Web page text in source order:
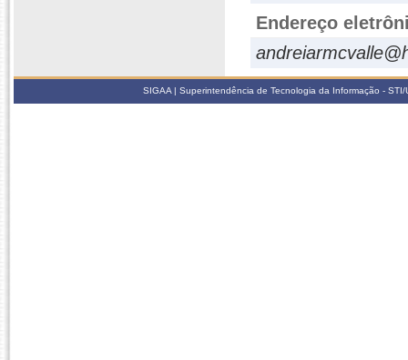
Endereço
SIGAA | Superintendência de Tecnologia da Informação -